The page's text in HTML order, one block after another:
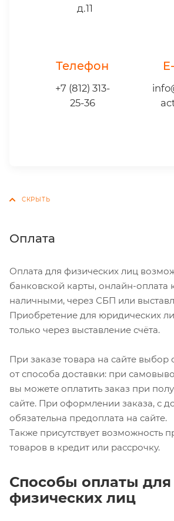
д.11
Телефон
+7 (812) 313-
25-36
Оплата
Оплата для физических лиц
банковской карты, онлайн-оплата
наличными, через СБП или
Приобретение для юридических
только через выставление счёта.
При заказе товара на сайте выбор
от способа доставки: при
вы можете оплатить заказ при
сайте. При оформлении заказа, с
обязательна предоплата на сайте.
Также присутствует возможность
товаров в кредит или рассрочку.
Способы оплаты для
физических лиц